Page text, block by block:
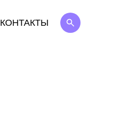
КОНТАКТЫ